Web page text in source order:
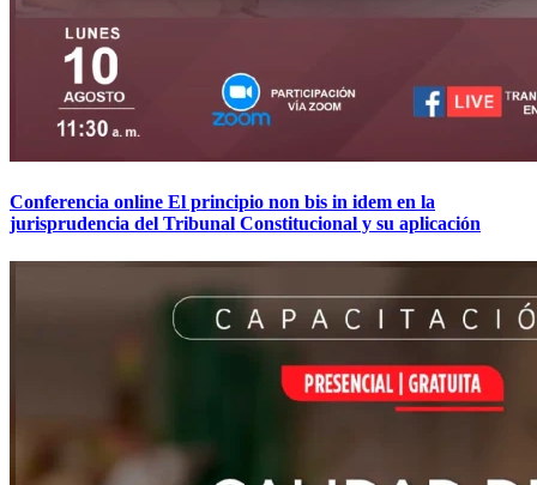
Conferencia online El principio non bis in idem en la
jurisprudencia del Tribunal Constitucional y su aplicación